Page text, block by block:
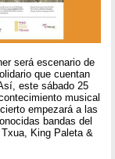
será escenario de
que cuentan
este sábado 25
musical
empezará a las
bandas del
King Paleta &